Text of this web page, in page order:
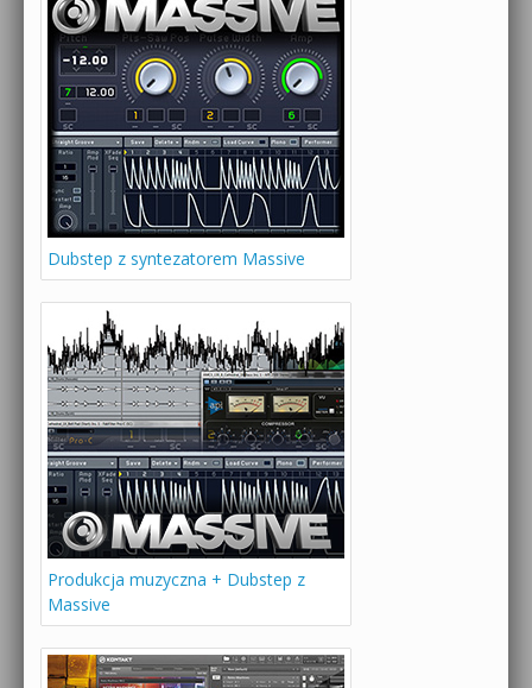
Dubstep z syntezatorem Massive
Produkcja muzyczna + Dubstep z
Massive